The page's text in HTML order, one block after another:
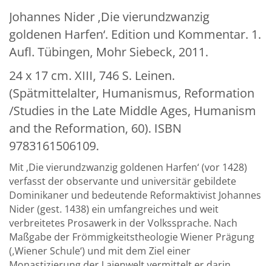
Glossar und Bibliographien
Warenkorb
Newsletter
Johannes Nider ‚Die vierundzwanzig
goldenen Harfen‘. Edition und Kommentar. 1.
Aufl. Tübingen, Mohr Siebeck, 2011.
24 x 17 cm. XIII, 746 S. Leinen.
(Spätmittelalter, Humanismus, Reformation
/Studies in the Late Middle Ages, Humanism
and the Reformation, 60). ISBN
9783161506109.
Mit ‚Die vierundzwanzig goldenen Harfen‘ (vor 1428)
verfasst der observante und universitär gebildete
Dominikaner und bedeutende Reformaktivist Johannes
Nider (gest. 1438) ein umfangreiches und weit
verbreitetes Prosawerk in der Volkssprache. Nach
Maßgabe der Frömmigkeitstheologie Wiener Prägung
(‚Wiener Schule‘) und mit dem Ziel einer